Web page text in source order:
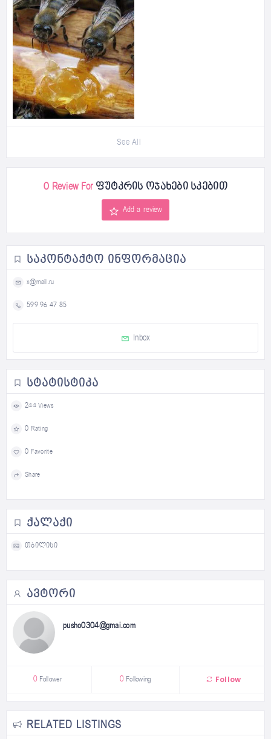
See All
0 Review Forფუტკრის ოჯახები სკებით
Add a review
ᲡᲐᲙᲝᲜᲢᲐᲥᲢᲝ ᲘᲜᲤᲝᲠᲛᲐᲪᲘᲐ
x@mail.ru
599 96 47 85
Inbox
ᲡᲢᲐᲢᲘᲡᲢᲘᲙᲐ
244 Views
0 Rating
0 Favorite
Share
ᲥᲐᲚᲐᲥᲘ
თბილისი
ᲐᲕᲢᲝᲠᲘ
pusho0304@gmai.com
0 Follower 0 Following Follow
RELATED LISTINGS